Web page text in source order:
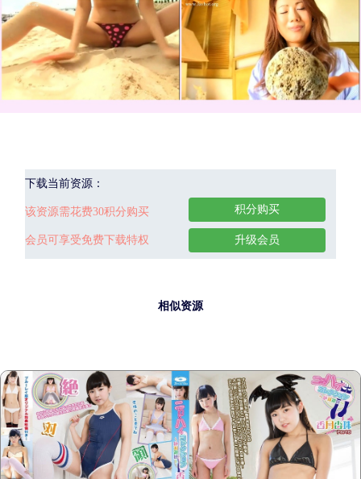
下载当前资源：
该资源需花费30积分购买
会员可享受免费下载特权
积分购买
升级会员
相似资源